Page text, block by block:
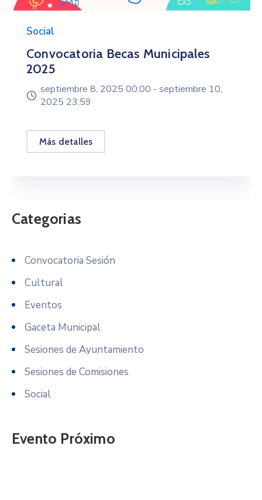
Social
Convocatoria Becas Municipales
2025
septiembre 8, 2025 00:00 - septiembre 10,
2025 23:59
Más detalles
Categorias
Convocatoria Sesión
Cultural
Eventos
Gaceta Municipal
Sesiones de Ayuntamiento
Sesiones de Comisiones
Social
Evento Próximo